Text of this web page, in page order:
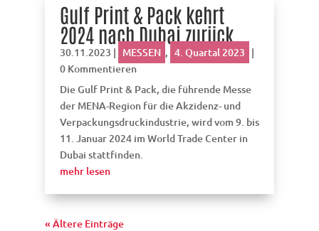
Gulf Print & Pack kehrt
2024 nach Dubai zurück
30.11.2023 | MESSEN , 4. Quartal 2023 |
0 Kommentieren
Die Gulf Print & Pack, die führende Messe
der MENA-Region für die Akzidenz- und
Verpackungsdruckindustrie, wird vom 9. bis
11. Januar 2024 im World Trade Center in
Dubai stattfinden.
mehr lesen
« Ältere Einträge